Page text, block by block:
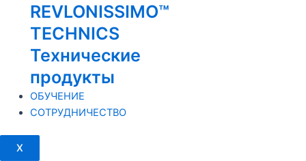
REVLONISSIMO™
TECHNICS
Технические
продукты
ОБУЧЕНИЕ
СОТРУДНИЧЕСТВО
X